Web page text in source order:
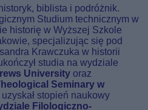
biblista i podróżnik.
Studium technicznym w
historię w Wyższej Szkole
specjalizując się pod
Krawczuka w historii
studia na wydziale
University oraz
Seminary w
stopień naukowy
Filologiczno-